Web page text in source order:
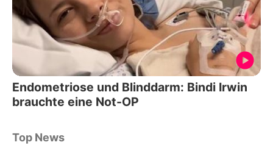
Endometriose und Blinddarm: Bindi Irwin
brauchte eine Not-OP
Top News